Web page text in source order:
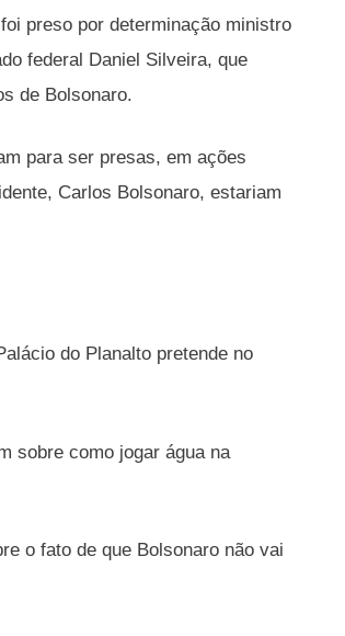
preso por determinação ministro
federal Daniel Silveira, que
de Bolsonaro.
para ser presas, em ações
Carlos Bolsonaro, estariam
do Planalto pretende no
sobre como jogar água na
o fato de que Bolsonaro não vai